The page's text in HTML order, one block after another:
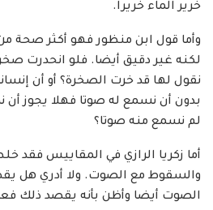
خرير الماء خريرا.
وأما قول ابن منظور فهو أكثر صحة
لكنه غير دقيق أيضا. فلو انحدرت
نقول لها قد خرت الصخرة؟ أو أن
بدون أن نسمع له صوتا فهلا يجوز
لم نسمع منه صوتا؟
أما زكريا الرازي في المقاييس فقد
والسقوط مع الصوت. ولا أدري هل
الصوت أيضا وأظن بأنه يقصد ذلك